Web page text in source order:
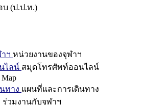
(ป.ป.ท.)
ฯ หน่วยงานของจุฬาฯ
ไลน์ สมุดโทรศัพท์ออนไลน์
Map
ทาง แผนที่และการเดินทาง
ร่วมงานกับจุฬาฯ